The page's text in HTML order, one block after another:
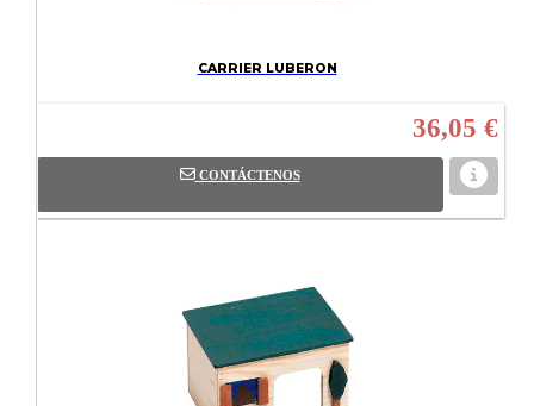
CARRIER LUBERON
36,05 €
CONTÁCTENOS